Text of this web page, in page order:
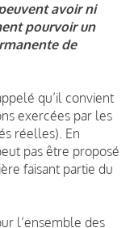
avoir ni
pourvoir un
de
qu’il convient
exercées par les
réelles). En
pas être proposé
faisant partie du
l’ensemble des